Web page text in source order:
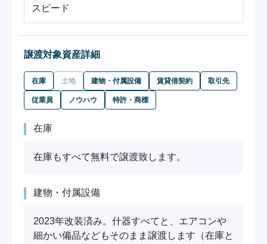
スピード
譲渡対象資産詳細
在庫 土地 建物・付属設備 賃貸借契約 取引先
従業員 ノウハウ 特許・商標
在庫
在庫もすべて無料で譲渡致します。
建物・付属設備
2023年改装済み。什器すべてと、エアコンや
細かい備品などもそのまま譲渡します（在庫と